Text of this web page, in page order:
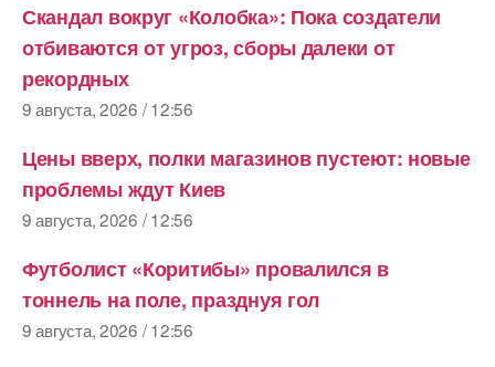
Скандал вокруг «Колобка»: Пока создатели
отбиваются от угроз, сборы далеки от
рекордных
9 августа, 2026 / 12:56
Цены вверх, полки магазинов пустеют: новые
проблемы ждут Киев
9 августа, 2026 / 12:56
Футболист «Коритибы» провалился в
тоннель на поле, празднуя гол
9 августа, 2026 / 12:56